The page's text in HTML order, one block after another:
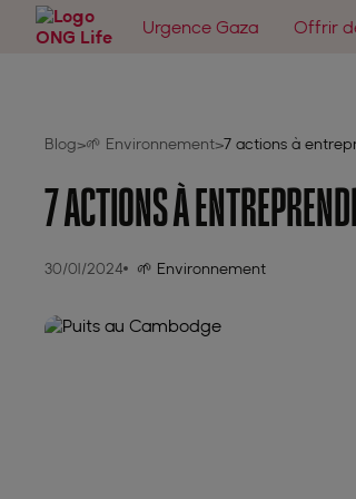
Urgence Gaza Offrir
Blog>🌱 Environnement>7 actions à
7 ACTIONS À
30/01/2024 🌱 Environnement